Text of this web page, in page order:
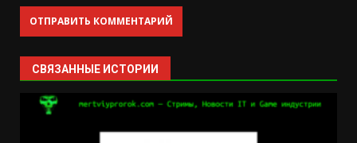
СВЯЗАННЫЕ ИСТОРИИ